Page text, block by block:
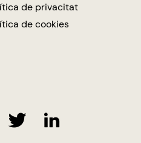
de privacitat
de cookies